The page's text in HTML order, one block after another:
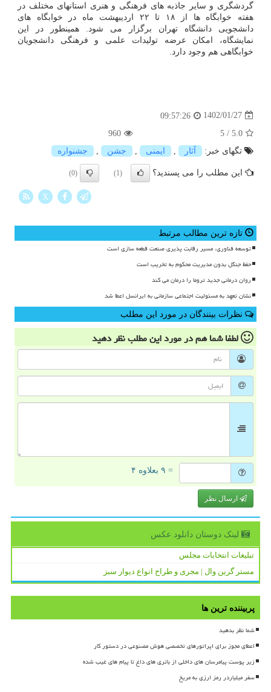
گردشگری و سایر جاذبه های فرهنگی و هنری استانهای مختلف در
هفته خوابگاه ها از ۱۸ تا ۲۲ اردیبهشت ماه در خوابگاه های
دانشجویی دانشگاه تهران برگزار می شود. همینطور در این
نمایشگاه، امکان عرضه تولیدات علمی و فرهنگی دانشجویان
خوابگاهی هم وجود دارد.
1402/01/27
09:57:26
5.0
/
5
960
تگهای خبر:
آثار ایمنی جشن جشنواره
این مطلب را می پسندید؟ (1)
(0)
X
تازه ترین مطالب مرتبط
توسعه فناوری، مسیر رقابت پذیری صنعت قطعه سازی است
حفظ جنگل بدون مدیریت محکوم به تخریب است
روان درمانی جدید تروما را درمان می کند
نشان تعهد به مسئولیت اجتماعی سازمانی به ایرانسل اعطا شد
نظرات بینندگان در مورد این مطلب
لطفا شما همدر مورد این مطلبنظر دهید
= ۹ بعلاوه ۴
ارسال نظر
لینک دوستان دانلود عكس
تبلیغات انتخابات مجلس
مستر گرین وال | مجری و طراح انواع دیوار سبز
پربیننده ترین ها
شما نظر بدهید
اعطای مجوز برای اپراتورهای تخصصی هوش مصنوعی در دستور کار
زیر پوست پیامرسان های داخلی از باتری های داغ تا پیام های غیب شده
سفر میلیاردر رمز ارزی به مریخ